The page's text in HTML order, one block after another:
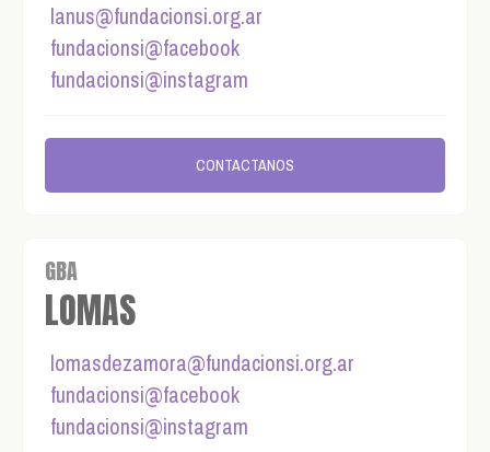
lanus@fundacionsi.org.ar
fundacionsi@facebook
fundacionsi@instagram
CONTACTANOS
GBA
LOMAS
lomasdezamora@fundacionsi.org.ar
fundacionsi@facebook
fundacionsi@instagram